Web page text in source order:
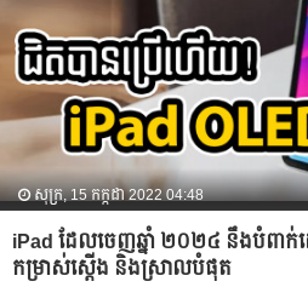
សុក្រ, 15 កក្កដា 2022 04:48
iPad ដែលចេញឆ្នាំ ២០២៤ នឹងបំពាក់
កម្រាស់ស្តើង និងស្រាលបំផុត